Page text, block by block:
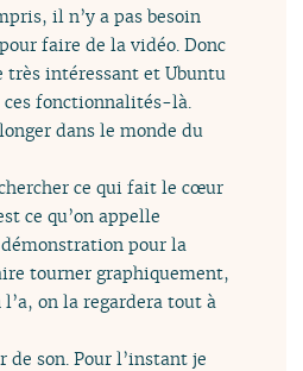
il n’y a pas besoin
faire de la vidéo. Donc
très intéressant et Ubuntu
fonctionnalités-là.
dans le monde du
ce qui fait le cœur
ce qu’on appelle
pour la
tourner graphiquement,
l’a, on la regardera tout à
de son. Pour l’instant je